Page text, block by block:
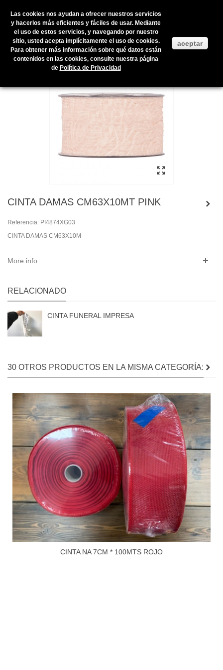
Inicio > Productos en stock > ENVOLTORIOS Y PRESENTACIÓN >
CINTAS > COTÓN > CINTA DAMAS CM63X10MT PINK
CINTA DAMAS CM63X10MT PINK
Referencia: PI4874XG03
CINTA DAMAS CM63X10M
More info
RELACIONADO
CINTA FUNERAL IMPRESA
30 OTROS PRODUCTOS EN LA MISMA CATEGORÍA:
CINTA NA 7CM * 100MTS ROJO
Las cookies nos ayudan a ofrecer nuestros servicios
y hacerlos más eficientes y fáciles de usar. Mediante
el uso de estos servicios, y navegando por nuestro
sitio, usted acepta implícitamente el uso de cookies.
Para obtener más información sobre qué datos están
contenidos en las cookies, consulte nuestra página
de Política de Privacidad
aceptar